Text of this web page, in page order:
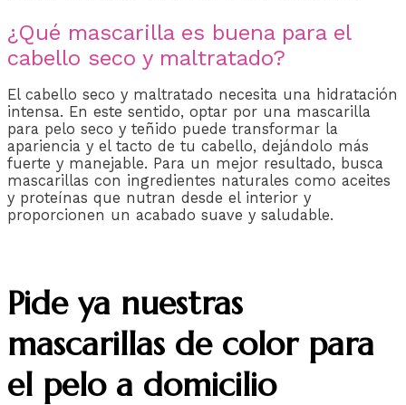
¿Qué mascarilla es buena para el
cabello seco y maltratado?
El cabello seco y maltratado necesita una hidratación
intensa. En este sentido, optar por una mascarilla
para pelo seco y teñido puede transformar la
apariencia y el tacto de tu cabello, dejándolo más
fuerte y manejable. Para un mejor resultado, busca
mascarillas con ingredientes naturales como aceites
y proteínas que nutran desde el interior y
proporcionen un acabado suave y saludable.
Pide ya nuestras
mascarillas de color para
el pelo a domicilio